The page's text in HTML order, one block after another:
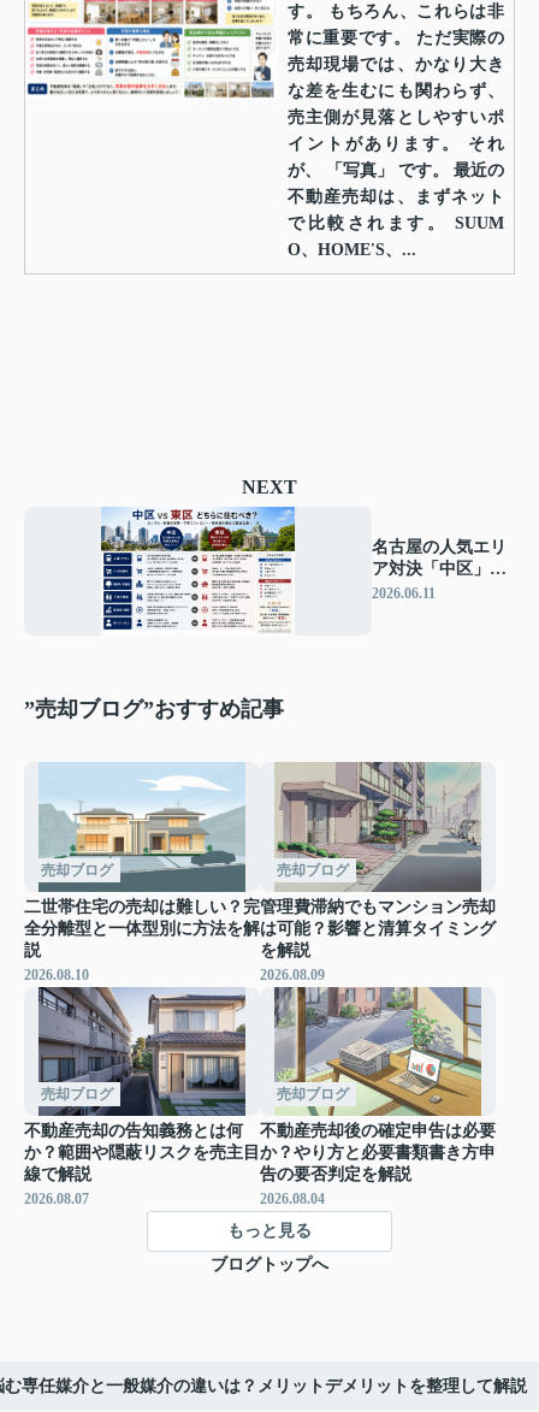
す。 もちろん、これらは非
常に重要です。 ただ実際の
売却現場では、かなり大き
な差を生むにも関わらず、
売主側が見落としやすいポ
イントがあります。 それ
が、 「写真」 です。 最近の
不動産売却は、まずネット
で比較されます。 SUUM
O、HOME'S、...
NEXT
名古屋の人気エリ
ア対決「中区」
VS「東区」どちら
2026.06.11
”売却ブログ”おすすめ記事
売却ブログ
二世帯住宅の売却は難しい？完
全分離型と一体型別に方法を解
説
2026.08.10
売却ブログ
管理費滞納でもマンション売却
は可能？影響と清算タイミング
を解説
2026.08.09
売却ブログ
不動産売却の告知義務とは何
か？範囲や隠蔽リスクを売主目
線で解説
2026.08.07
売却ブログ
不動産売却後の確定申告は必要
か？やり方と必要書類書き方申
告の要否判定を解説
2026.08.04
もっと見る
ブログトップへ
専任媒介と一般媒介の違いは？メリットデメリットを整理して解説